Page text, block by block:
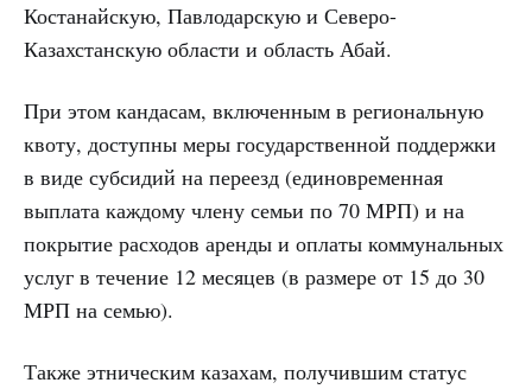
Костанайскую, Павлодарскую и Северо-
Казахстанскую области и область Абай.
При этом кандасам, включенным в региональную
квоту, доступны меры государственной поддержки
в виде субсидий на переезд (единовременная
выплата каждому члену семьи по 70 МРП) и на
покрытие расходов аренды и оплаты коммунальных
услуг в течение 12 месяцев (в размере от 15 до 30
МРП на семью).
Также этническим казахам, получившим статус